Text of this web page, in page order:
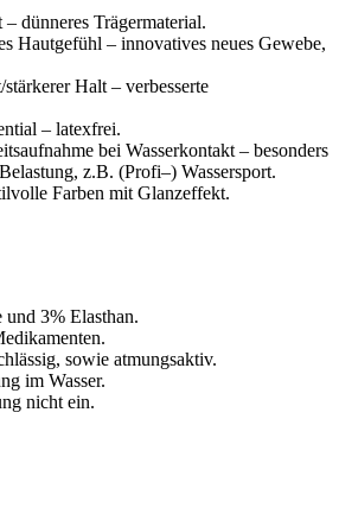
dünneres Trägermaterial.
Hautgefühl – innovatives neues Gewebe,
Halt – verbesserte
– latexfrei.
bei Wasserkontakt – besonders
z.B. (Profi–) Wassersport.
Farben mit Glanzeffekt.
3% Elasthan.
sowie atmungsaktiv.
im Wasser.
nicht ein.